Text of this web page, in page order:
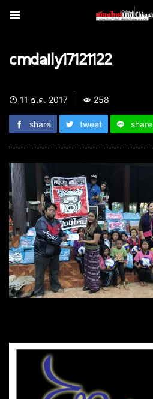
cmdaily17121122
11 ธ.ค. 2017 258
share tweet share